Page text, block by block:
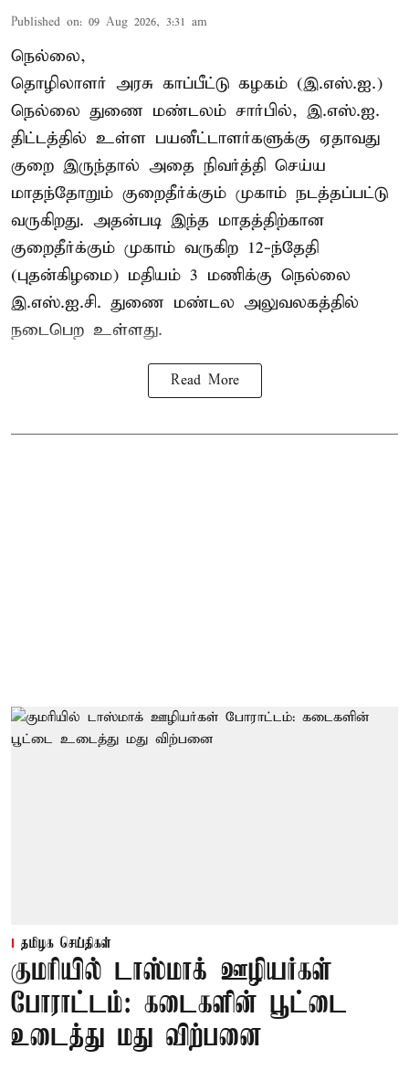
Published on: 09 Aug 2026, 3:31 am
நெல்லை,
தொழிலாளர் அரசு காப்பீட்டு கழகம் (இ.எஸ்.ஐ.)
நெல்லை துணை மண்டலம் சார்பில், இ.எஸ்.ஐ.
திட்டத்தில் உள்ள பயனீட்டாளர்களுக்கு ஏதாவது
குறை இருந்தால் அதை நிவர்த்தி செய்ய
மாதந்தோறும் குறைதீர்க்கும் முகாம் நடத்தப்பட்டு
வருகிறது. அதன்படி இந்த மாதத்திற்கான
குறைதீர்க்கும் முகாம் வருகிற 12-ந்தேதி
(புதன்கிழமை) மதியம் 3 மணிக்கு நெல்லை
இ.எஸ்.ஐ.சி. துணை மண்டல அலுவலகத்தில்
நடைபெற உள்ளது.
Read More
தமிழக செய்திகள்
குமரியில் டாஸ்மாக் ஊழியர்கள்
போராட்டம்: கடைகளின் பூட்டை
உடைத்து மது விற்பனை